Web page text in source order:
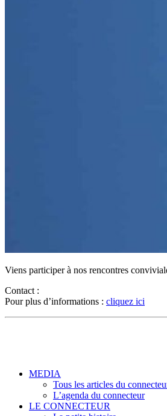
Viens participer à nos rencontres
Contact :
Pour plus d’informations : cliquez ici
MEDIA
Tous les articles du
L’agenda du connecteur
LE CONNECTEUR